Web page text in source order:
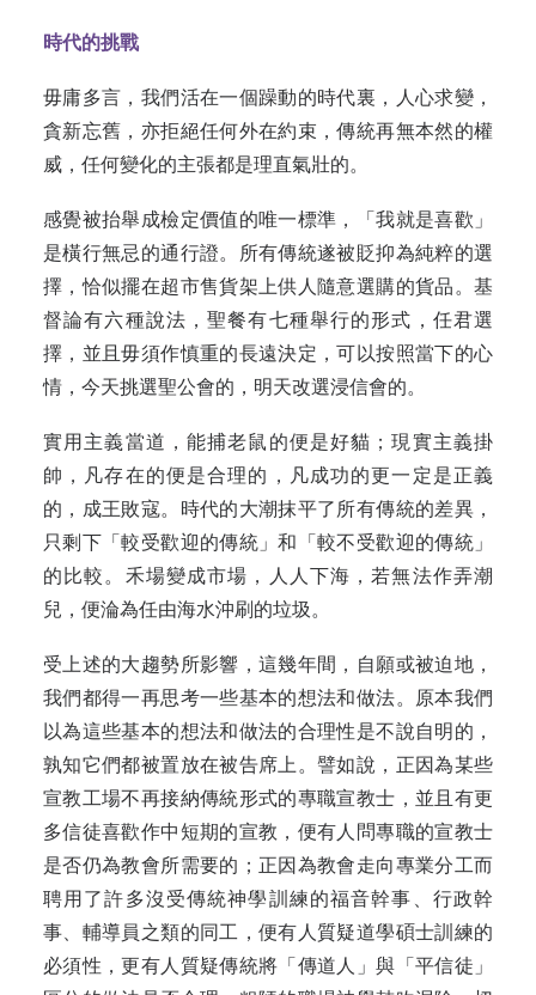
時代的挑戰
毋庸多言，我們活在一個躁動的時代裏，人心求變，
貪新忘舊，亦拒絕任何外在約束，傳統再無本然的權
威，任何變化的主張都是理直氣壯的。
感覺被抬舉成檢定價值的唯一標準，「我就是喜歡」
是橫行無忌的通行證。所有傳統遂被貶抑為純粹的選
擇，恰似擺在超市售貨架上供人隨意選購的貨品。基
督論有六種說法，聖餐有七種舉行的形式，任君選
擇，並且毋須作慎重的長遠決定，可以按照當下的心
情，今天挑選聖公會的，明天改選浸信會的。
實用主義當道，能捕老鼠的便是好貓；現實主義掛
帥，凡存在的便是合理的，凡成功的更一定是正義
的，成王敗寇。時代的大潮抹平了所有傳統的差異，
只剩下「較受歡迎的傳統」和「較不受歡迎的傳統」
的比較。禾場變成市場，人人下海，若無法作弄潮
兒，便淪為任由海水沖刷的垃圾。
受上述的大趨勢所影響，這幾年間，自願或被迫地，
我們都得一再思考一些基本的想法和做法。原本我們
以為這些基本的想法和做法的合理性是不說自明的，
孰知它們都被置放在被告席上。譬如說，正因為某些
宣教工場不再接納傳統形式的專職宣教士，並且有更
多信徒喜歡作中短期的宣教，便有人問專職的宣教士
是否仍為教會所需要的；正因為教會走向專業分工而
聘用了許多沒受傳統神學訓練的福音幹事、行政幹
事、輔導員之類的同工，便有人質疑道學碩士訓練的
必須性，更有人質疑傳統將「傳道人」與「平信徒」